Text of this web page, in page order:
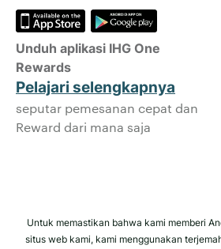
Unduh aplikasi IHG One
Rewards
Pelajari selengkapnya
seputar pemesanan cepat dan
Reward dari mana saja
apa pun untuk melakukan
langsung dengan kami.
Privasi Data dan Keamanan
IHG memperlakukan privasi
serius dan berusaha
Semua informasi pribadi
berikan dienkripsi dan aman.
Untuk memastikan bahwa kami memberi
situs web kami, kami menggunakan